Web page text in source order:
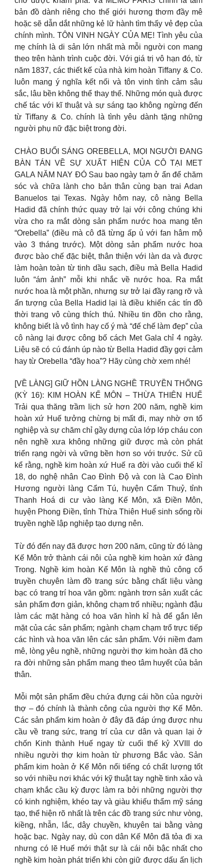
bản đồ dành riêng cho thế giới hương thơm đầy mê
hoặc sẽ dẫn dắt những kẻ lữ hành tìm thấy vẻ đẹp của
chính mình. TÔN VINH NGÀY CỦA MẸ! Tình yêu của
mẹ chính là di sản lớn nhất mà mỗi người con mang
theo trên hành trình cuộc đời. Với giá trị vô hạn đó, từ
năm 1837, các thiết kế của nhà kim hoàn Tiffany & Co.
luôn mang ý nghĩa kết nối và tôn vinh tình cảm sâu
sắc, lâu bền không thể thay thế. Những món quà được
chế tác với kĩ thuật và sự sáng tạo không ngừng đến
từ Tiffany & Co. chính là tình yêu dành tặng những
người phụ nữ đặc biệt trong đời.
CHÀO BUỔI SÁNG OREBELLA, MỌI NGƯỜI ĐANG
BÀN TÁN VỀ SỰ XUẤT HIỆN CỦA CÔ TẠI MET
GALA NĂM NAY ĐÓ Sau bao ngày tạm ở ẩn để chăm
sóc và chữa lành cho bản thân cùng bạn trai Adan
Banuelos tại Texas. Ngày hôm nay, cô nàng Bella
Hadid đã chính thức quay trở lại với công chúng khi
vừa cho ra mắt dòng sản phẩm nước hoa mang tên
“Orebella” (điều mà cô đã từng ấp ủ với fan hâm mộ
vào 3 tháng trước). Một dòng sản phẩm nước hoa
được bào chế đặc biệt, thân thiện với làn da và được
làm hoàn toàn từ tinh dầu sạch, điều mà Bella Hadid
luôn “ám ảnh” mỗi khi nhắc về nước hoa. Ra mắt
nước hoa là một phần, nhưng sự trở lại đầy rạng rỡ và
ấn tượng của Bella Hadid lại là điều khiến các tín đồ
thời trang vô cùng thích thú. Nhiều tin đồn cho rằng,
không biết là vô tình hay cố ý mà “đế chế làm đẹp” của
cô nàng lại được công bố cách Met Gala chỉ 4 ngày.
Liệu sẽ có cú đánh úp nào từ Bella Hadid đầy gợi cảm
hay từ Orebella “đầy hoa”? Hãy cùng chờ xem nhé!
[VỀ LÀNG] GIỮ HỒN LÀNG NGHỀ TRUYỀN THỐNG
(KỲ 16): KIM HOÀN KẾ MÔN – THỪA THIÊN HUẾ
Trải qua thăng trầm lịch sử hơn 200 năm, nghề kim
hoàn xứ Huế tưởng chừng bị mất đi, may nhờ ơn tổ
nghiệp và sự chăm chỉ gầy dựng của lớp lớp cháu con
nên nghề xưa không những giữ được mà còn phát
triển rạng ngời và vững bền hơn so với trước. Sử cũ
kể rằng, nghề kim hoàn xứ Huế ra đời vào cuối thế kỉ
18, do nghệ nhân Cao Đình Độ và con là Cao Đình
Hương người làng Cẩm Tú, huyện Cẩm Thuỷ, tỉnh
Thanh Hoá di cư vào làng Kế Môn, xã Điền Môn,
huyện Phong Điền, tỉnh Thừa Thiên Huế sinh sống rồi
truyền nghề lập nghiệp tạo dựng nên.
Từ đó đến nay đã được hơn 200 năm, cũng từ đó làng
Kế Môn trở thành cái nôi của nghề kim hoàn xứ đàng
Trong. Nghề kim hoàn Kế Môn là nghề thủ công cổ
truyền chuyên làm đồ trang sức bằng chất liệu vàng
bạc có trang trí hoa văn gồm: ngành trơn sản xuất các
sản phẩm đơn giản, không chạm trổ nhiều; ngành đậu
làm các mặt hàng có hoa văn hình kỉ hà để gắn lên
mặt của các sản phẩm; ngành chạm chạm trổ trực tiếp
các hình và hoa văn lên các sản phẩm. Với niềm đam
mê, lòng yêu nghề, những người thợ kim hoàn đã cho
ra đời những sản phẩm mang theo tâm huyết của bản
thân.
Mỗi một sản phẩm đều chứa đựng cái hồn của người
thợ – đó chính là thành công của người thợ Kế Môn.
Các sản phẩm kim hoàn ở đây đã đáp ứng được nhu
cầu về trang sức, trang trí của cư dân và quan lại ở
chốn Kinh thành Huế ngay từ cuối thế kỷ XVIII do
nhiều người thợ kim hoàn từ phương Bắc vào. Sản
phẩm kim hoàn ở Kế Môn nổi tiếng có chất lượng tốt
so với nhiều nơi khác với kỹ thuật tay nghề tinh xảo và
chạm khắc cầu kỳ được làm ra bởi những người thợ
có kinh nghiệm, khéo tay và giàu khiếu thẩm mỹ sáng
tạo, thể hiện rõ nhất là trên các đồ trang sức như vòng,
kiềng, nhẫn, lắc, dây chuyền, khuyên tai bằng vàng
hoặc bạc. Ngày nay, dù con dân Kế Môn đã tỏa đi xa
nhưng có lẽ Huế mới thật sự là cái nôi bậc nhất cho
nghề kim hoàn phát triển khi còn giữ được dấu ấn lịch